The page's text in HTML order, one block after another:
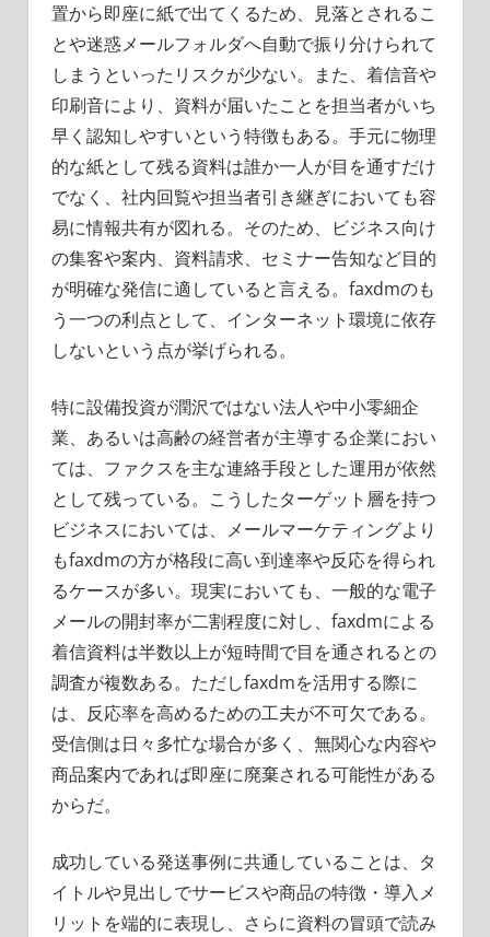
置から即座に紙で出てくるため、見落とされるこ
とや迷惑メールフォルダへ自動で振り分けられて
しまうといったリスクが少ない。また、着信音や
印刷音により、資料が届いたことを担当者がいち
早く認知しやすいという特徴もある。手元に物理
的な紙として残る資料は誰か一人が目を通すだけ
でなく、社内回覧や担当者引き継ぎにおいても容
易に情報共有が図れる。そのため、ビジネス向け
の集客や案内、資料請求、セミナー告知など目的
が明確な発信に適していると言える。faxdmのも
う一つの利点として、インターネット環境に依存
しないという点が挙げられる。
特に設備投資が潤沢ではない法人や中小零細企
業、あるいは高齢の経営者が主導する企業におい
ては、ファクスを主な連絡手段とした運用が依然
として残っている。こうしたターゲット層を持つ
ビジネスにおいては、メールマーケティングより
もfaxdmの方が格段に高い到達率や反応を得られ
るケースが多い。現実においても、一般的な電子
メールの開封率が二割程度に対し、faxdmによる
着信資料は半数以上が短時間で目を通されるとの
調査が複数ある。ただしfaxdmを活用する際に
は、反応率を高めるための工夫が不可欠である。
受信側は日々多忙な場合が多く、無関心な内容や
商品案内であれば即座に廃棄される可能性がある
からだ。
成功している発送事例に共通していることは、タ
イトルや見出しでサービスや商品の特徴・導入メ
リットを端的に表現し、さらに資料の冒頭で読み